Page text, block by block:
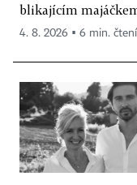
blikajícím
4. 8. 2026 ▪ 6 min. čtení